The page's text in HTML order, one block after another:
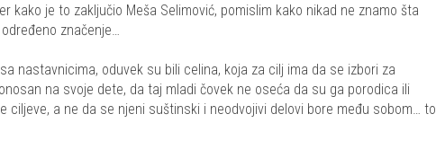
je to zaključio Meša Selimović, pomislim kako nikad ne znamo šta
značenje…
nastavnicima, oduvek su bili celina, koja za cilj ima da se izbori za
na svoje dete, da taj mladi čovek ne oseća da su ga porodica ili
ciljeve, a ne da se njeni suštinski i neodvojivi delovi bore među sobom… to